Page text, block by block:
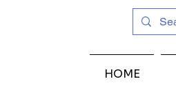
HOME